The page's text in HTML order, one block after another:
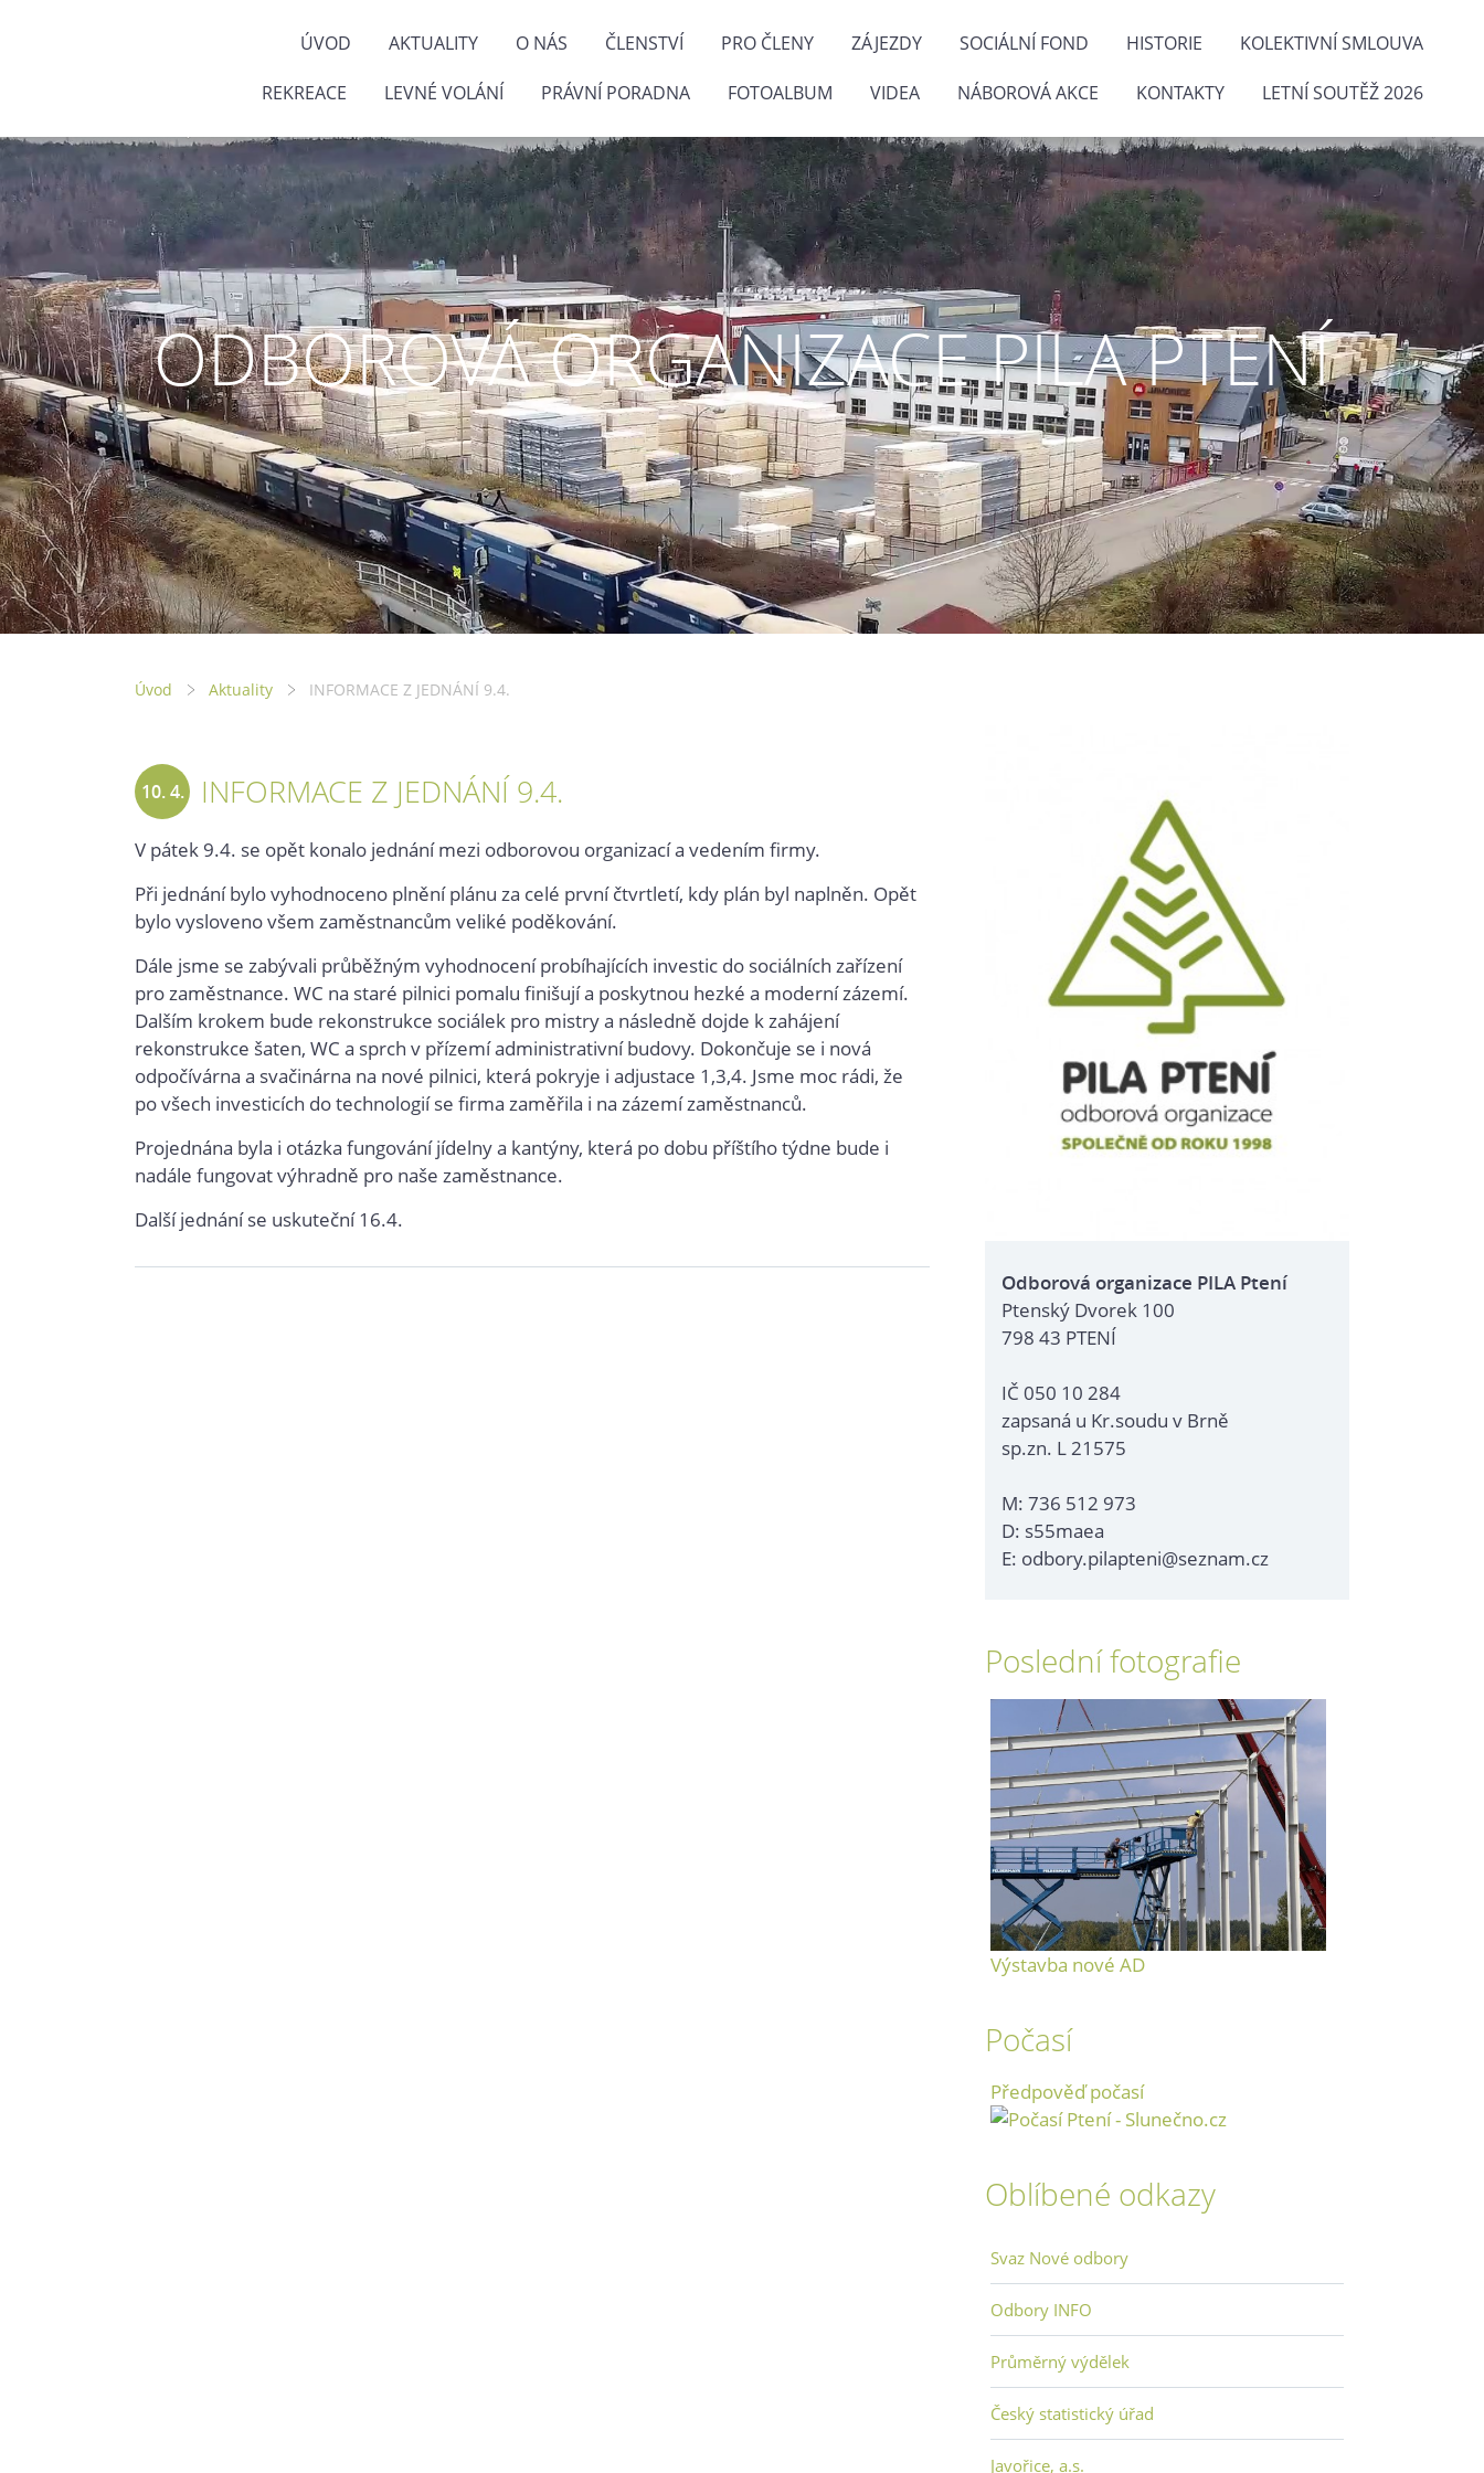
ÚVOD AKTUALITY O NÁS ČLENSTVÍ PRO ČLENY ZÁJEZDY SOCIÁLNÍ FOND HISTORIE KOLEKTIVNÍ SMLOUVA
REKREACE LEVNÉ VOLÁNÍ PRÁVNÍ PORADNA FOTOALBUM VIDEA NÁBOROVÁ AKCE KONTAKTY LETNÍ SOUTĚŽ 2026
ODBOROVÁ ORGANIZACE PILA PTENÍ
Úvod Aktuality INFORMACE Z JEDNÁNÍ 9.4.
10. 4.
2021
INFORMACE Z JEDNÁNÍ 9.4.
V pátek 9.4. se opět konalo jednání mezi odborovou organizací a vedením firmy.
Při jednání bylo vyhodnoceno plnění plánu za celé první čtvrtletí, kdy plán byl naplněn. Opět
bylo vysloveno všem zaměstnancům veliké poděkování.
Dále jsme se zabývali průběžným vyhodnocení probíhajících investic do sociálních zařízení
pro zaměstnance. WC na staré pilnici pomalu finišují a poskytnou hezké a moderní zázemí.
Dalším krokem bude rekonstrukce sociálek pro mistry a následně dojde k zahájení
rekonstrukce šaten, WC a sprch v přízemí administrativní budovy. Dokončuje se i nová
odpočívárna a svačinárna na nové pilnici, která pokryje i adjustace 1,3,4. Jsme moc rádi, že
po všech investicích do technologií se firma zaměřila i na zázemí zaměstnanců.
Projednána byla i otázka fungování jídelny a kantýny, která po dobu příštího týdne bude i
nadále fungovat výhradně pro naše zaměstnance.
Další jednání se uskuteční 16.4.
Odborová organizace PILA Ptení
Ptenský Dvorek 100
798 43 PTENÍ
IČ 050 10 284
zapsaná u Kr.soudu v Brně
sp.zn. L 21575
M: 736 512 973
D: s55maea
E: odbory.pilapteni@seznam.cz
Poslední fotografie
Výstavba nové AD
Počasí
Předpověď počasí
Oblíbené odkazy
Svaz Nové odbory
Odbory INFO
Průměrný výdělek
Český statistický úřad
Javořice, a.s.